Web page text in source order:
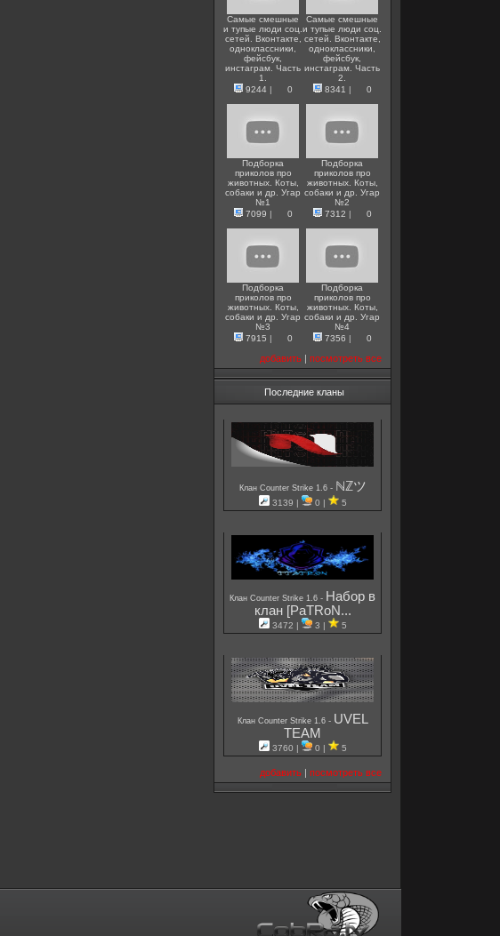
Самые смешные
и тупые люди соц.
сетей. Вконтакте,
одноклассники,
фейсбук,
инстаграм. Часть
1.
9244| 0
Самые смешные
и тупые люди соц.
сетей. Вконтакте,
одноклассники,
фейсбук,
инстаграм. Часть
2.
8341 | 0
Подборка
приколов про
животных. Коты,
собаки и др. Угар
№1
7099 | 0
Подборка
приколов про
животных. Коты,
собаки и др. Угар
№2
7312 | 0
Подборка
приколов про
животных. Коты,
собаки и др. Угар
№3
7915 | 0
Подборка
приколов про
животных. Коты,
собаки и др. Угар
№4
7356 | 0
добавить | посмотреть все
Последние кланы
Клан Counter Strike 1.6 - ℕℤツ
3139 | 0 | 5
Клан Counter Strike 1.6 - Набор в
клан [PaTRoN...
3472 | 3 | 5
Клан Counter Strike 1.6 - UVEL
TEAM
3760 | 0 | 5
добавить | посмотреть все